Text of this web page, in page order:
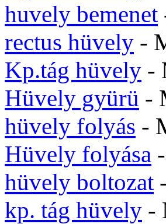
huvely bemenet
rectus hüvely -
Kp.tág hüvely -
Hüvely gyürü -
hüvely folyás -
Hüvely folyása
hüvely boltozat
kp. tág hüvely -